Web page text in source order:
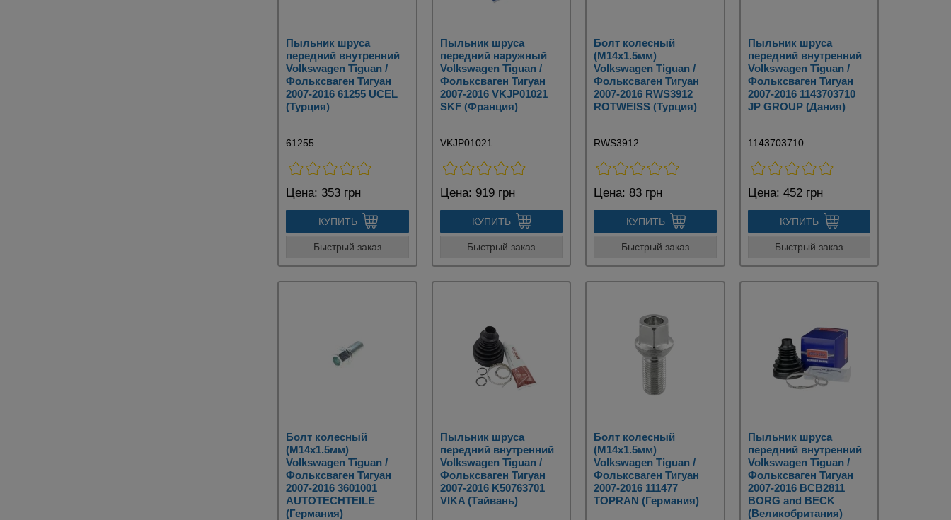
Пыльник шруса
передний внутренний
Volkswagen Tiguan /
Фольксваген Тигуан
2007-2016 61255 UCEL
(Турция)
61255
Цена: 353 грн
КУПИТЬ
Быстрый заказ
Пыльник шруса
передний наружный
Volkswagen Tiguan /
Фольксваген Тигуан
2007-2016 VKJP01021
SKF (Франция)
VKJP01021
Цена: 919 грн
КУПИТЬ
Быстрый заказ
Болт колесный
(M14x1.5мм)
Volkswagen Tiguan /
Фольксваген Тигуан
2007-2016 RWS3912
ROTWEISS (Турция)
RWS3912
Цена: 83 грн
КУПИТЬ
Быстрый заказ
Пыльник шруса
передний внутренний
Volkswagen Tiguan /
Фольксваген Тигуан
2007-2016 1143703710
JP GROUP (Дания)
1143703710
Цена: 452 грн
КУПИТЬ
Быстрый заказ
Болт колесный
(M14x1.5мм)
Volkswagen Tiguan /
Фольксваген Тигуан
2007-2016 3601001
AUTOTECHTEILE
(Германия)
Пыльник шруса
передний внутренний
Volkswagen Tiguan /
Фольксваген Тигуан
2007-2016 K50763701
VIKA (Тайвань)
Болт колесный
(M14x1.5мм)
Volkswagen Tiguan /
Фольксваген Тигуан
2007-2016 111477
TOPRAN (Германия)
Пыльник шруса
передний внутренний
Volkswagen Tiguan /
Фольксваген Тигуан
2007-2016 BCB2811
BORG and BECK
(Великобритания)